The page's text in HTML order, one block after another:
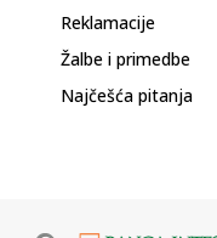
Reklamacije
Žalbe i primedbe
Najčešća pitanja